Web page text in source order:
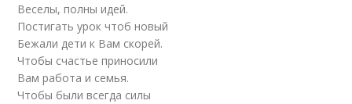
Веселы, полны идей.
Постигать урок чтоб новый
Бежали дети к Вам скорей.
Чтобы счастье приносили
Вам работа и семья.
Чтобы были всегда силы